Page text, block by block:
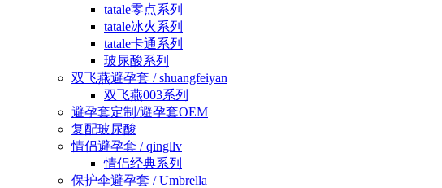
tatale零点系列
tatale冰火系列
tatale卡通系列
玻尿酸系列
双飞燕避孕套 / shuangfeiyan
双飞燕003系列
避孕套定制/避孕套OEM
复配玻尿酸
情侣避孕套 / qingllv
情侣经典系列
保护伞避孕套 / Umbrella